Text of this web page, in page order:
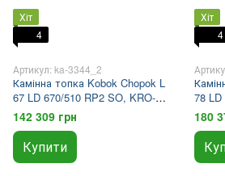
Хіт
4
Артикул: ka-3344_2
Камінна топка Kobok Chopok L
67 LD 670/510 RP2 SO, KRO-
CH-A/25 4S
142 309 грн
Купити
Хіт
4
78
AZ
180